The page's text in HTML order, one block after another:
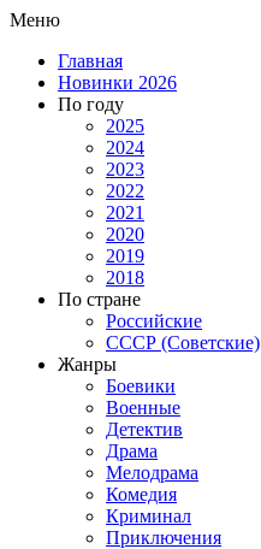
Меню
Главная
Новинки 2026
По году
2025
2024
2023
2022
2021
2020
2019
2018
По стране
Российские
СССР (Советские)
Жанры
Боевики
Военные
Детектив
Драма
Мелодрама
Комедия
Криминал
Приключения